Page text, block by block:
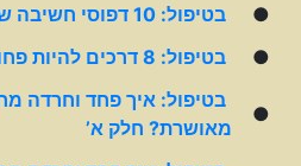
●
בטיפול: 10 דפוסי חשיבה שהורסים לכם את הדייט
●
בטיפול: 8 דרכים להיות פחות לחוצים בזוגיות ובכלל
●
בטיפול: איך פחד וחרדה
מאושרת? חלק א’